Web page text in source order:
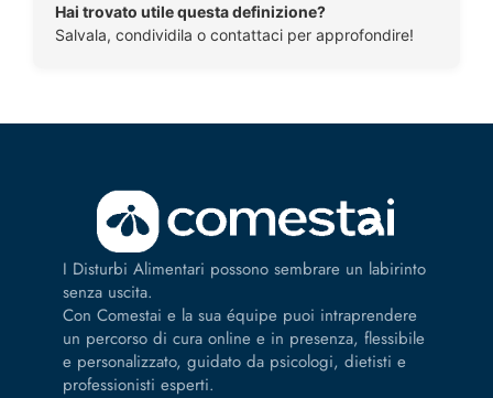
Hai trovato utile questa definizione?
Salvala, condividila o contattaci per approfondire!
I Disturbi Alimentari possono sembrare un labirinto
senza uscita.
Con Comestai e la sua équipe puoi intraprendere
un percorso di cura online e in presenza, flessibile
e personalizzato, guidato da psicologi, dietisti e
professionisti esperti.